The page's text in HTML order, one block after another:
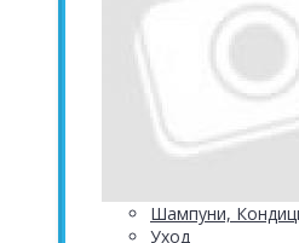
Шампуни,
Уход